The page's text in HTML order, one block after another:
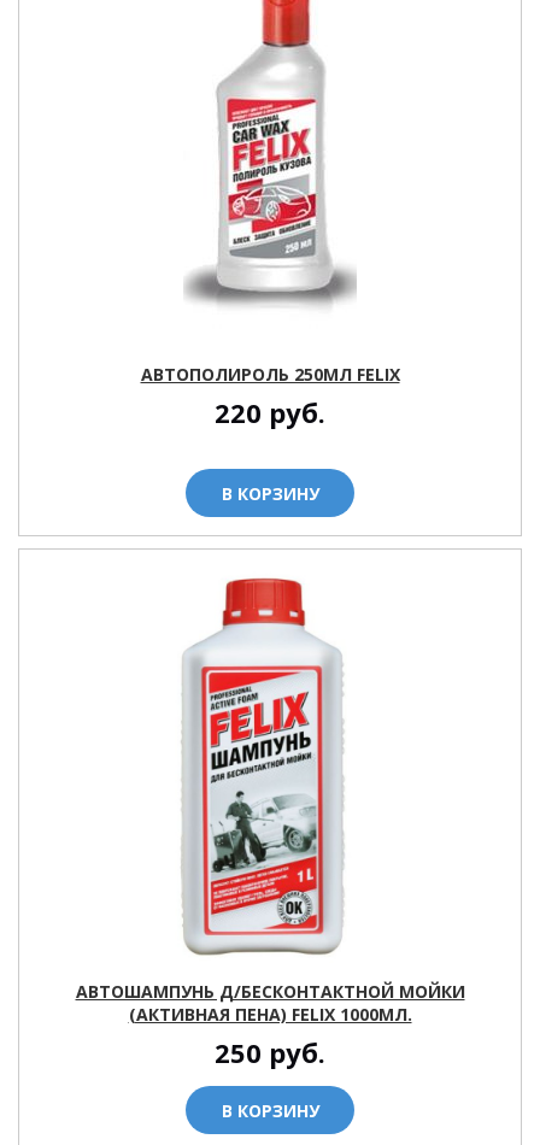
АВТОПОЛИРОЛЬ 250МЛ FELIX
220 руб.
В КОРЗИНУ
АВТОШАМПУНЬ Д/БЕСКОНТАКТНОЙ МОЙКИ
(АКТИВНАЯ ПЕНА) FELIX 1000МЛ.
250 руб.
В КОРЗИНУ